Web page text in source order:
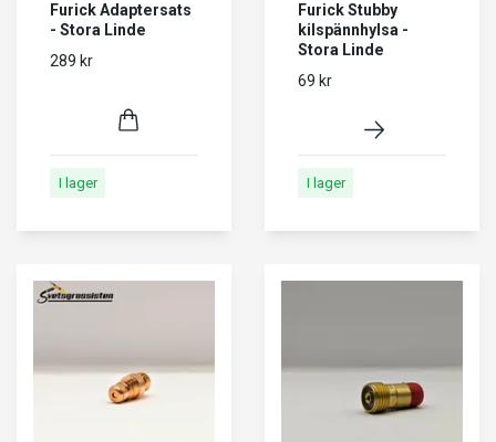
Furick Adaptersats
- Stora Linde
289 kr
I lager
Furick Stubby
kilspännhylsa -
Stora Linde
69 kr
I lager